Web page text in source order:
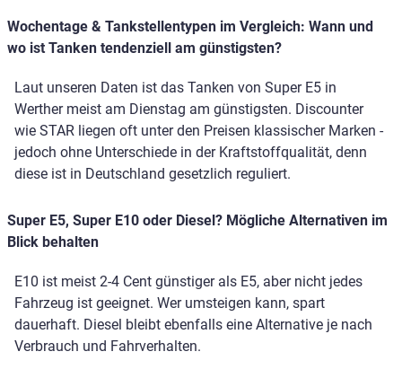
Wochentage & Tankstellentypen im Vergleich: Wann und
wo ist Tanken tendenziell am günstigsten?
Laut unseren Daten ist das Tanken von Super E5 in
Werther meist am Dienstag am günstigsten. Discounter
wie STAR liegen oft unter den Preisen klassischer Marken -
jedoch ohne Unterschiede in der Kraftstoffqualität, denn
diese ist in Deutschland gesetzlich reguliert.
Super E5, Super E10 oder Diesel? Mögliche Alternativen im
Blick behalten
E10 ist meist 2-4 Cent günstiger als E5, aber nicht jedes
Fahrzeug ist geeignet. Wer umsteigen kann, spart
dauerhaft. Diesel bleibt ebenfalls eine Alternative je nach
Verbrauch und Fahrverhalten.